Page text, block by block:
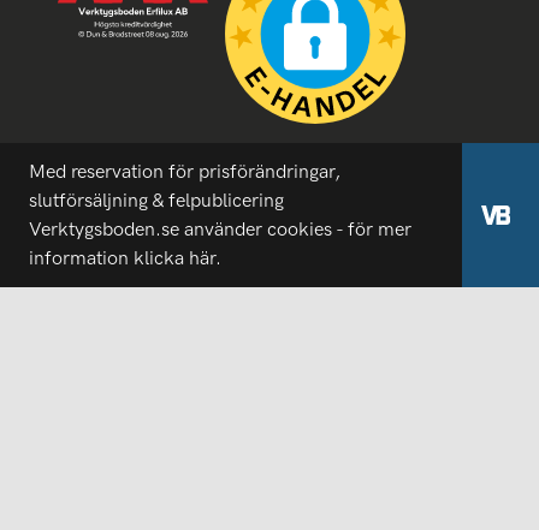
Med reservation för prisförändringar,
slutförsäljning & felpublicering
Verktygsboden.se använder cookies - för mer
information klicka här.